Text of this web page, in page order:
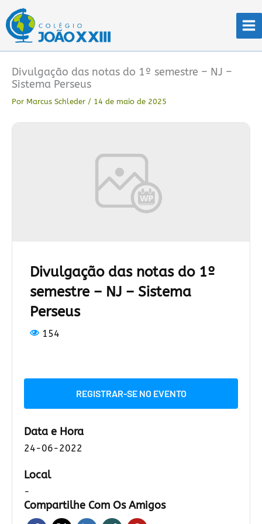
para
conteúdo
Divulgação das notas do 1º semestre – NJ –
Sistema Perseus
Por Marcus Schleder / 14 de maio de 2025
Divulgação das notas do 1º
semestre – NJ – Sistema
Perseus
154
REGISTRAR-SE NO EVENTO
Data e Hora
24-06-2022
Local
-
Compartilhe Com Os Amigos